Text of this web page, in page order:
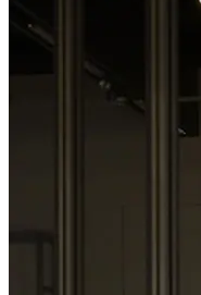
Die Ausstellung Leopold
präsentiert nicht nur seine
erstmals auch Einblick in
konzeptuelle Vorarbeit,
Ausstellungsgestaltung: